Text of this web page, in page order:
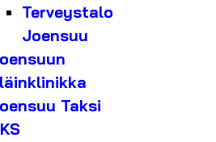
Terveystalo
Joensuu
Taksi